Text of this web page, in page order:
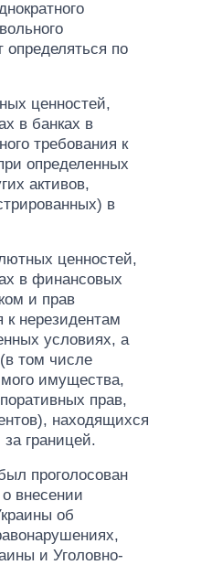
определяться по
ценностей,
в банках в
требования к
определенных
активов,
в
ценностей,
в финансовых
и прав
к нерезидентам
условиях, а
том числе
имущества,
прав,
находящихся
границей.
проголосован
внесении
об
и Уголовно-